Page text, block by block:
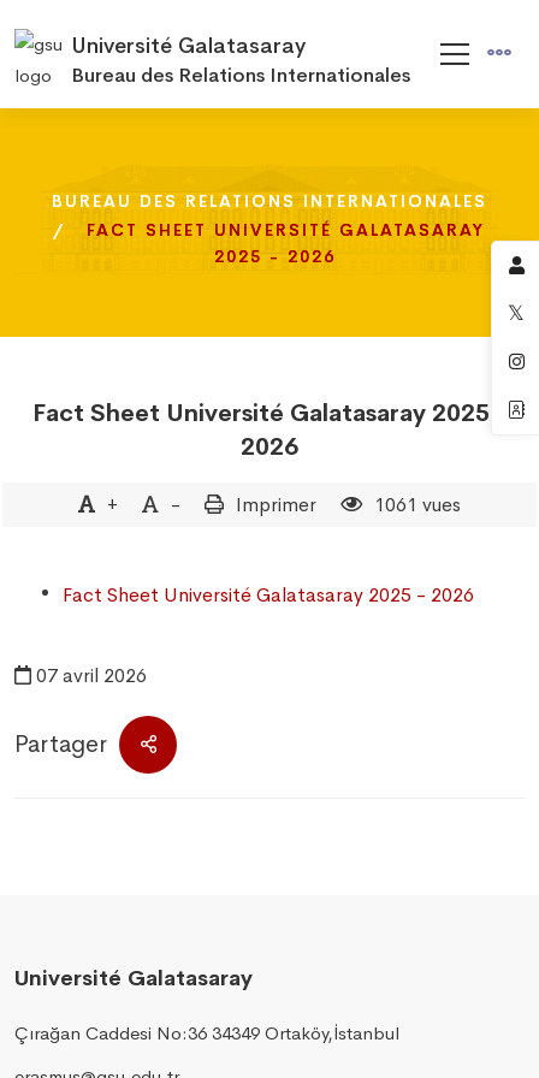
Université Galatasaray
Bureau des Relations Internationales
BUREAU DES RELATIONS INTERNATIONALES
FACT SHEET UNIVERSITÉ GALATASARAY
2025 - 2026
BUREAU DES RELATIONS INTERNATIONALES
FACT SHEET UNIVERSITÉ GALATASARAY
2025 - 2026
BUREAU DES RELATIONS INTERNATIONALES
FACT SHEET UNIVERSITÉ GALATASARAY
2025 - 2026
Fact Sheet Université Galatasaray 2025 -
2026
+ - Imprimer 1061 vues
Fact Sheet Université Galatasaray 2025 - 2026
07 avril 2026
Partager
Université Galatasaray
Çırağan Caddesi No:36 34349 Ortaköy,İstanbul